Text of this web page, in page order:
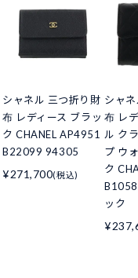
シャネル 三つ折り財
布 レディース ブラッ
ク CHANEL AP4951
B22099 94305
¥271,700(税込)
シャ
布 レ
ル ク
プ ウ
ク
ック